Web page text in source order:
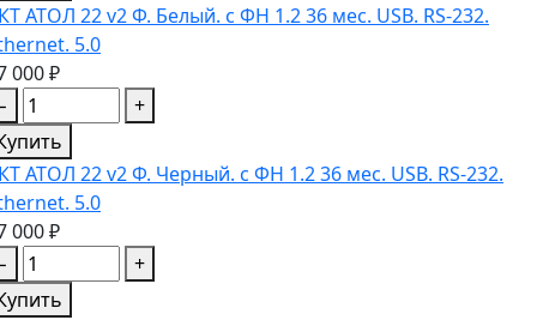
АТОЛ 22 v2 Ф. Белый. с ФН 1.2 36 мес. USB. RS-232.
5.0
000 ₽
+
АТОЛ 22 v2 Ф. Черный. с ФН 1.2 36 мес. USB. RS-232.
5.0
000 ₽
+